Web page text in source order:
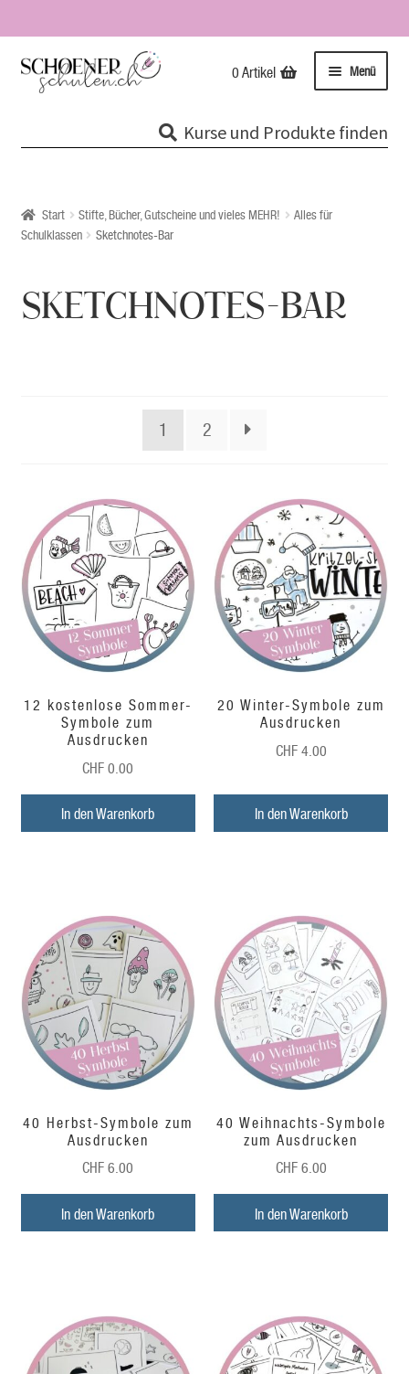
Zur
Navigation
Zum
Inhalt
Menü
Impressionen
Unsere Stempel
0 Artikel
Kurse und Produkte finden
Start Stifte, Bücher, Gutscheine und vieles MEHR!
Alles für
Schulklassen
Sketchnotes-Bar
SKETCHNOTES-BAR
1 2
12 kostenlose Sommer-
Symbole zum
Ausdrucken
CHF0.00
In den Warenkorb
20 Winter-Symbole zum
Ausdrucken
CHF 4.00
In den Warenkorb
40 Herbst-Symbole zum
Ausdrucken
CHF6.00
In den Warenkorb
40 Weihnachts-Symbole
zum Ausdrucken
CHF 6.00
In den Warenkorb